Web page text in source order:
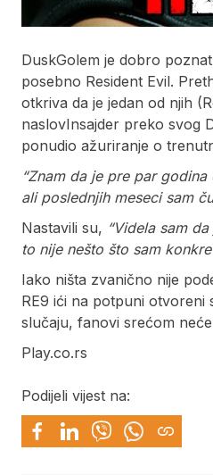
DuskGolem je dobro
posebno Resident Evil.
otkriva da je jedan od njih
naslovInsajder preko svog
ponudio ažuriranje o
“Znam da je pre par
ali poslednjih meseci sam
Nastavili su, “Videla sam
to nije nešto što sam
Iako ništa zvanično nije
RE9 ići na potpuni otvoreni
slučaju, fanovi srećom
Play.co.rs
Podijeli vijest na: